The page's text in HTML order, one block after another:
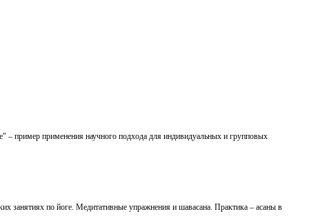
– пример применения научного подхода для индивидуальных и групповых
занятиях по йоге. Медитативные упражнения и шавасана. Практика – асаны в